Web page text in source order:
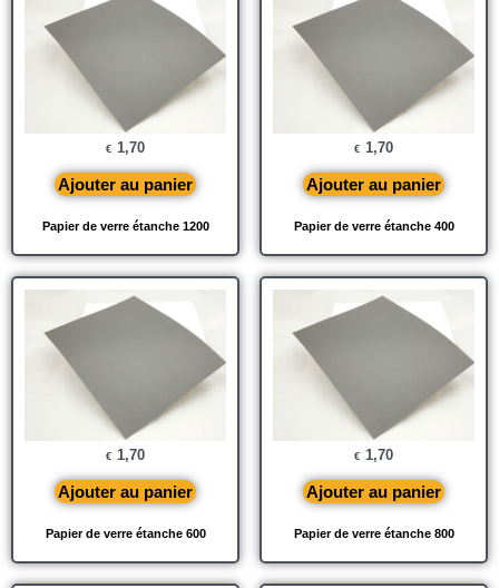
Papier de verre étanche 1200
€ 1,70
Ajouter au panier
Papier de verre étanche 400
€ 1,70
Ajouter au panier
Papier de verre étanche 600
€ 1,70
Ajouter au panier
Papier de verre étanche 800
€ 1,70
Ajouter au panier